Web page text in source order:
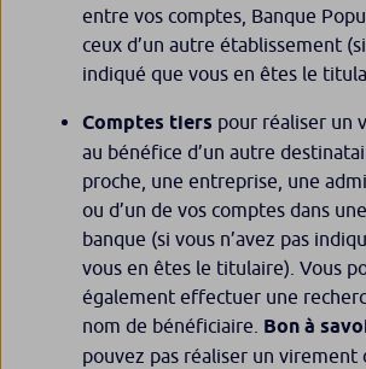
entre vos comptes, Banque
ceux d’un autre établissement
indiqué que vous en êtes le
Comptes tiers pour réaliser un
au bénéfice d’un autre
proche, une entreprise, une
ou d’un de vos comptes dans
banque (si vous n’avez pas
vous en êtes le titulaire). Vous
également effectuer une
nom de bénéficiaire. Bon à
pouvez pas réaliser un virement